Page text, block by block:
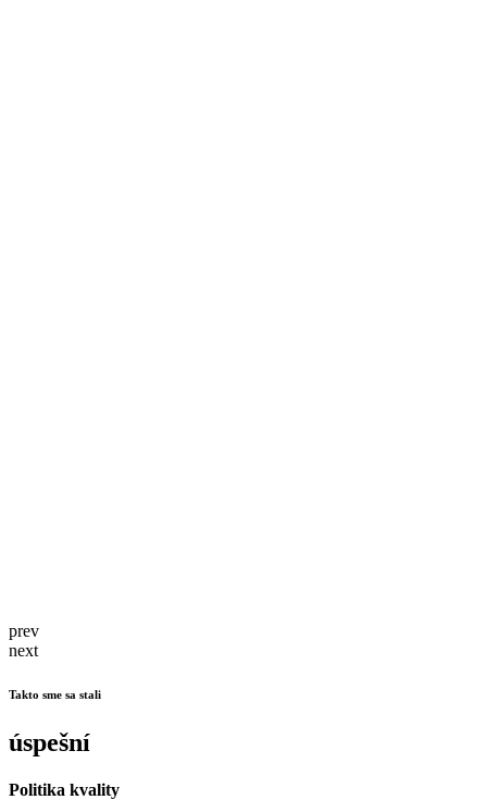
prev
next
Takto sme sa stali
úspešní
Politika kvality